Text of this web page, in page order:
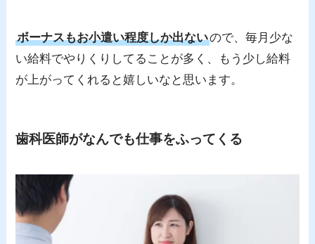
ボーナスもお小遣い程度しか出ないので、毎月少な
い給料でやりくりしてることが多く、もう少し給料
が上がってくれると嬉しいなと思います。
歯科医師がなんでも仕事をふってくる